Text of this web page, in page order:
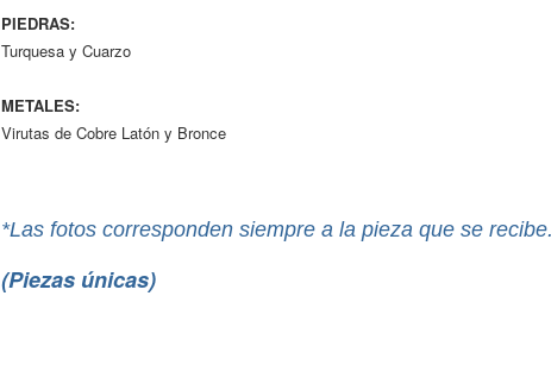
PIEDRAS:
Turquesa y Cuarzo
METALES:
Virutas de Cobre Latón y Bronce
*Las fotos corresponden siempre a la pieza que se
(Piezas únicas)